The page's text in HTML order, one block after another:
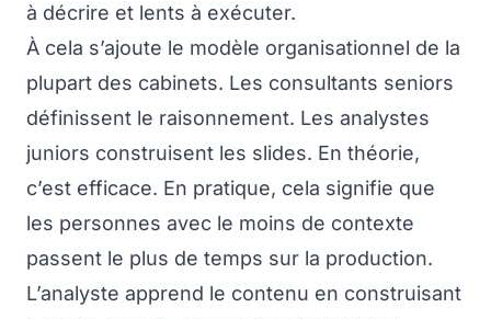
à décrire et lents à exécuter.
À cela s’ajoute le modèle organisationnel de la
plupart des cabinets. Les consultants seniors
définissent le raisonnement. Les analystes
juniors construisent les slides. En théorie,
c’est efficace. En pratique, cela signifie que
les personnes avec le moins de contexte
passent le plus de temps sur la production.
L’analyste apprend le contenu en construisant